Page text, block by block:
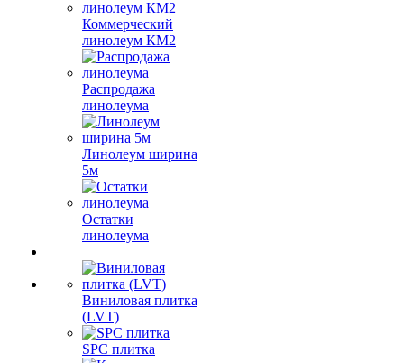
Коммерческий
линолеум КМ2
Распродажа
линолеума
Линолеум ширина
5м
Остатки
линолеума
Виниловая плитка
(LVT)
SPC плитка